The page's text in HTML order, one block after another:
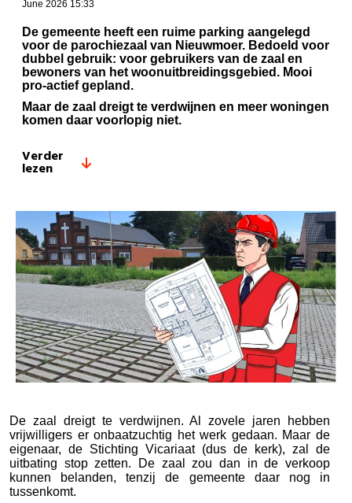
June 2026 15:33
De gemeente heeft een ruime parking aangelegd
voor de parochiezaal van Nieuwmoer. Bedoeld voor
dubbel gebruik: voor gebruikers van de zaal en
bewoners van het woonuitbreidingsgebied. Mooi
pro-actief gepland.
Maar de zaal dreigt te verdwijnen en meer woningen
komen daar voorlopig niet.
Verder
lezen
De zaal dreigt te verdwijnen. Al zovele jaren hebben
vrijwilligers er onbaatzuchtig het werk gedaan. Maar de
eigenaar, de Stichting Vicariaat (dus de kerk), zal de
uitbating stop zetten. De zaal zou dan in de verkoop
kunnen belanden, tenzij de gemeente daar nog in
tussenkomt.